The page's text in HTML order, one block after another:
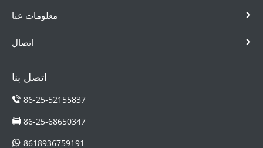
معلومات عنا
اتصال
اتصل بنا
86-25-52155837
86-25-68650347
8618936759191